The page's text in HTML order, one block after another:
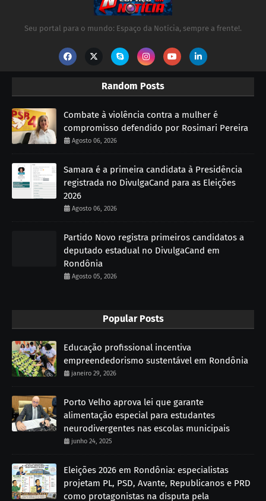
Seu portal para o mundo: Espaço da Notícia, sempre a frente!.
Random Posts
Combate à violência contra a mulher é
compromisso defendido por Rosimari Pereira
Agosto 06, 2026
Samara é a primeira candidata à Presidência
registrada no DivulgaCand para as Eleições
2026
Agosto 06, 2026
Partido Novo registra primeiros candidatos a
deputado estadual no DivulgaCand em
Rondônia
Agosto 05, 2026
Popular Posts
Educação profissional incentiva
empreendedorismo sustentável em Rondônia
janeiro 29, 2026
Porto Velho aprova lei que garante
alimentação especial para estudantes
neurodivergentes nas escolas municipais
junho 24, 2025
Eleições 2026 em Rondônia: especialistas
projetam PL, PSD, Avante, Republicanos e PRD
como protagonistas na disputa pela